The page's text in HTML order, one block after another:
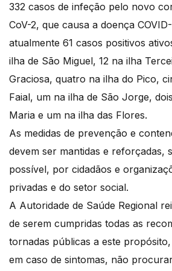
332 casos de infeção pelo novo
CoV-2, que causa a doença
atualmente 61 casos positivos
ilha de São Miguel, 12 na ilha
Graciosa, quatro na ilha do Pico,
Faial, um na ilha de São Jorge,
Maria e um na ilha das Flores.
As medidas de prevenção e
devem ser mantidas e reforçadas,
possível, por cidadãos e
privadas e do setor social.
A Autoridade de Saúde Regional
de serem cumpridas todas as
tornadas públicas a este
em caso de sintomas, não